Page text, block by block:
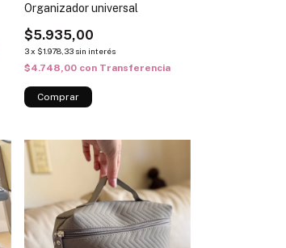
Organizador universal
$5.935,00
3 x $1.978,33 sin interés
$4.748,00 con Transferencia
Comprar